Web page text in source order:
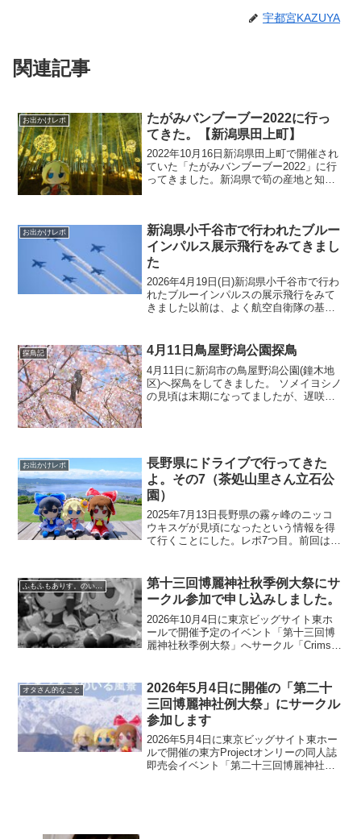
宇都宮KAZUYA
関連記事
お出かけレポ
たがみバンブーブー2022に行っ
てきた。【新潟県田上町】
2022年10月16日新潟県田上町で開催され
ていた「たがみバンブーブー2022」に行
ってきました。新潟県で筍の産地と知ら
今年初めて開...
お出かけレポ
新潟県小千谷市で行われたブルー
インパルス展示飛行をみてきまし
た
2026年4月19日(日)新潟県小千谷市で行わ
れたブルーインパルスの展示飛行をみて
きました以前は、よく航空自衛隊の基地
年くらい行ってないかも、過去の写真を
漁るとでて来...
探鳥記 4月11日鳥屋野潟公園探鳥
4月11日に新潟市の鳥屋野潟公園(鐘木地
区)へ探鳥をしてきました。 ソメイヨシノ
の見頃は末期になってましたが、遅咲き
お出かけレポ
長野県にドライブで行ってきた
よ。その7（茶処山里さん立石公
園）
2025年7月13日長野県の霧ヶ峰のニッコ
ウキスゲが見頃になったという情報を得
て行くことにした。レポ7つ目。前回はこ
【ビーナスライン】を買うことでした。
前回の記事では目...
第十三回博麗神社秋季例大祭にサ
ークル参加で申し込みしました。
2026年10月4日に東京ビッグサイト東ホ
ールで開催予定のイベント「第十三回博
麗神社秋季例大祭」へサークル「Crimson
なので申込不備がなければ当選するか
と...
オタさん的なこと
2026年5月4日に開催の「第二十
三回博麗神社例大祭」にサークル
参加します
2026年5月4日に東京ビッグサイト東ホー
ルで開催の東方Projectオンリーの同人誌
即売会イベント「第二十三回博麗神社例